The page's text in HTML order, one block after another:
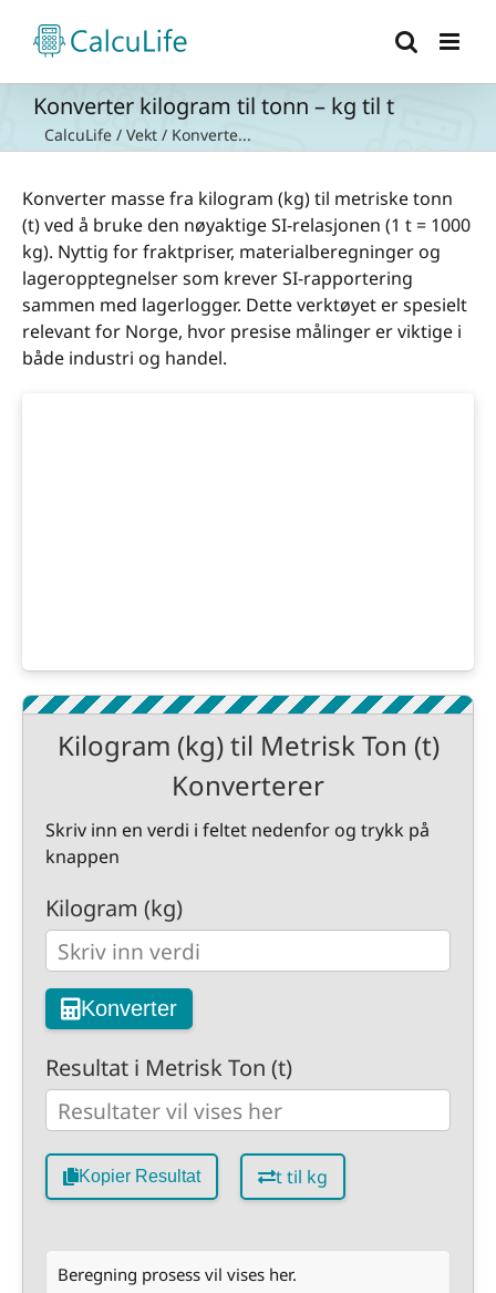
content
Konverter kilogram til tonn – kg til t
CalcuLife / Vekt / Konverte...
Konverter masse fra kilogram (kg) til metriske tonn
(t) ved å bruke den nøyaktige SI-relasjonen (1 t = 1000
kg). Nyttig for fraktpriser, materialberegninger og
lageropptegnelser som krever SI-rapportering
sammen med lagerlogger. Dette verktøyet er spesielt
relevant for Norge, hvor presise målinger er viktige i
både industri og handel.
Kilogram (kg) til Metrisk Ton (t)
Konverterer
Skriv inn en verdi i feltet nedenfor og trykk på
knappen
Kilogram (kg)
Konverter
Resultat i Metrisk Ton (t)
Kopier Resultat t til kg
Beregning prosess vil vises her.